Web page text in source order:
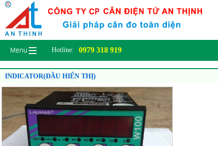
Hotline: 0979 318 919
INDICATOR(ĐẦU HIỂN THỊ)